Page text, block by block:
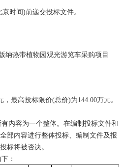
京时间)前递交投标文件。
纳热带植物园 观光游览车采购项目
，最高投标限价(总价)为144.00万元。
内容为一个整体。在编制投标文件和
部内容进行整体投标、编制文件及报
标将被否决。
：